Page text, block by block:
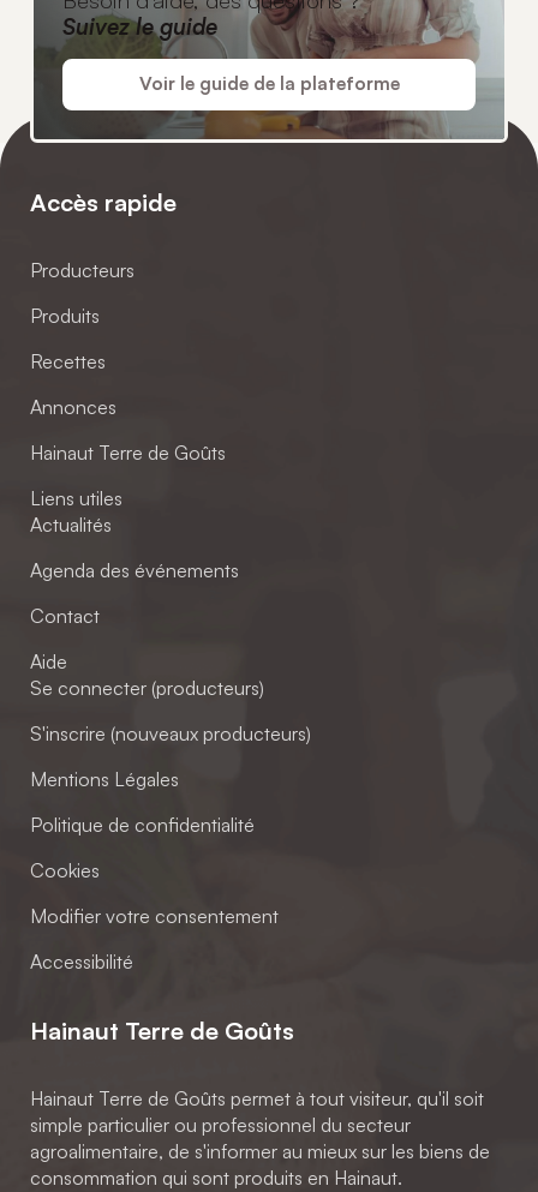
Suivez le guide
Voir le guide de la plateforme
Accès rapide
Producteurs
Produits
Recettes
Annonces
Hainaut Terre de Goûts
Liens utiles
Actualités
Agenda des événements
Contact
Aide
Se connecter (producteurs)
S'inscrire (nouveaux producteurs)
Mentions Légales
Politique de confidentialité
Cookies
Modifier votre consentement
Accessibilité
Hainaut Terre de Goûts
Hainaut Terre de Goûts permet à tout visiteur, qu'il soit
simple particulier ou professionnel du secteur
agroalimentaire, de s'informer au mieux sur les biens de
consommation qui sont produits en Hainaut.